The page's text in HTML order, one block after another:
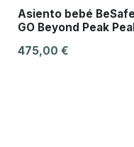
Asiento bebé BeSafe
GO Beyond Peak
475,00 €